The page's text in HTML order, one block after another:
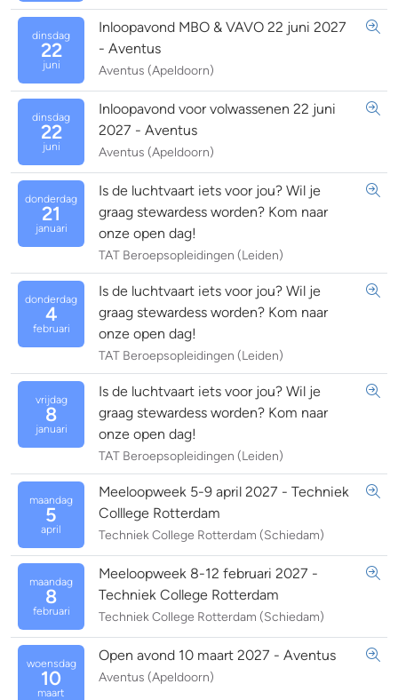
dinsdag
22
juni
Inloopavond MBO & VAVO 22 juni 2027
- Aventus
Aventus (Apeldoorn)
dinsdag
22
juni
Inloopavond voor volwassenen 22 juni
2027 - Aventus
Aventus (Apeldoorn)
donderdag
21
januari
Is de luchtvaart iets voor jou? Wil je
graag stewardess worden? Kom naar
onze open dag!
TAT Beroepsopleidingen (Leiden)
donderdag
4
februari
Is de luchtvaart iets voor jou? Wil je
graag stewardess worden? Kom naar
onze open dag!
TAT Beroepsopleidingen (Leiden)
vrijdag
8
januari
Is de luchtvaart iets voor jou? Wil je
graag stewardess worden? Kom naar
onze open dag!
TAT Beroepsopleidingen (Leiden)
maandag
5
april
Meeloopweek 5-9 april 2027 - Techniek
Colllege Rotterdam
Techniek College Rotterdam (Schiedam)
maandag
8
februari
Meeloopweek 8-12 februari 2027 -
Techniek College Rotterdam
Techniek College Rotterdam (Schiedam)
woensdag
10
maart
Open avond 10 maart 2027 - Aventus
Aventus (Apeldoorn)